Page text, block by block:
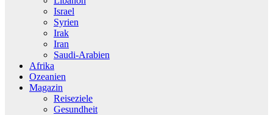
Israel
Syrien
Irak
Iran
Saudi-Arabien
Afrika
Ozeanien
Magazin
Reiseziele
Gesundheit